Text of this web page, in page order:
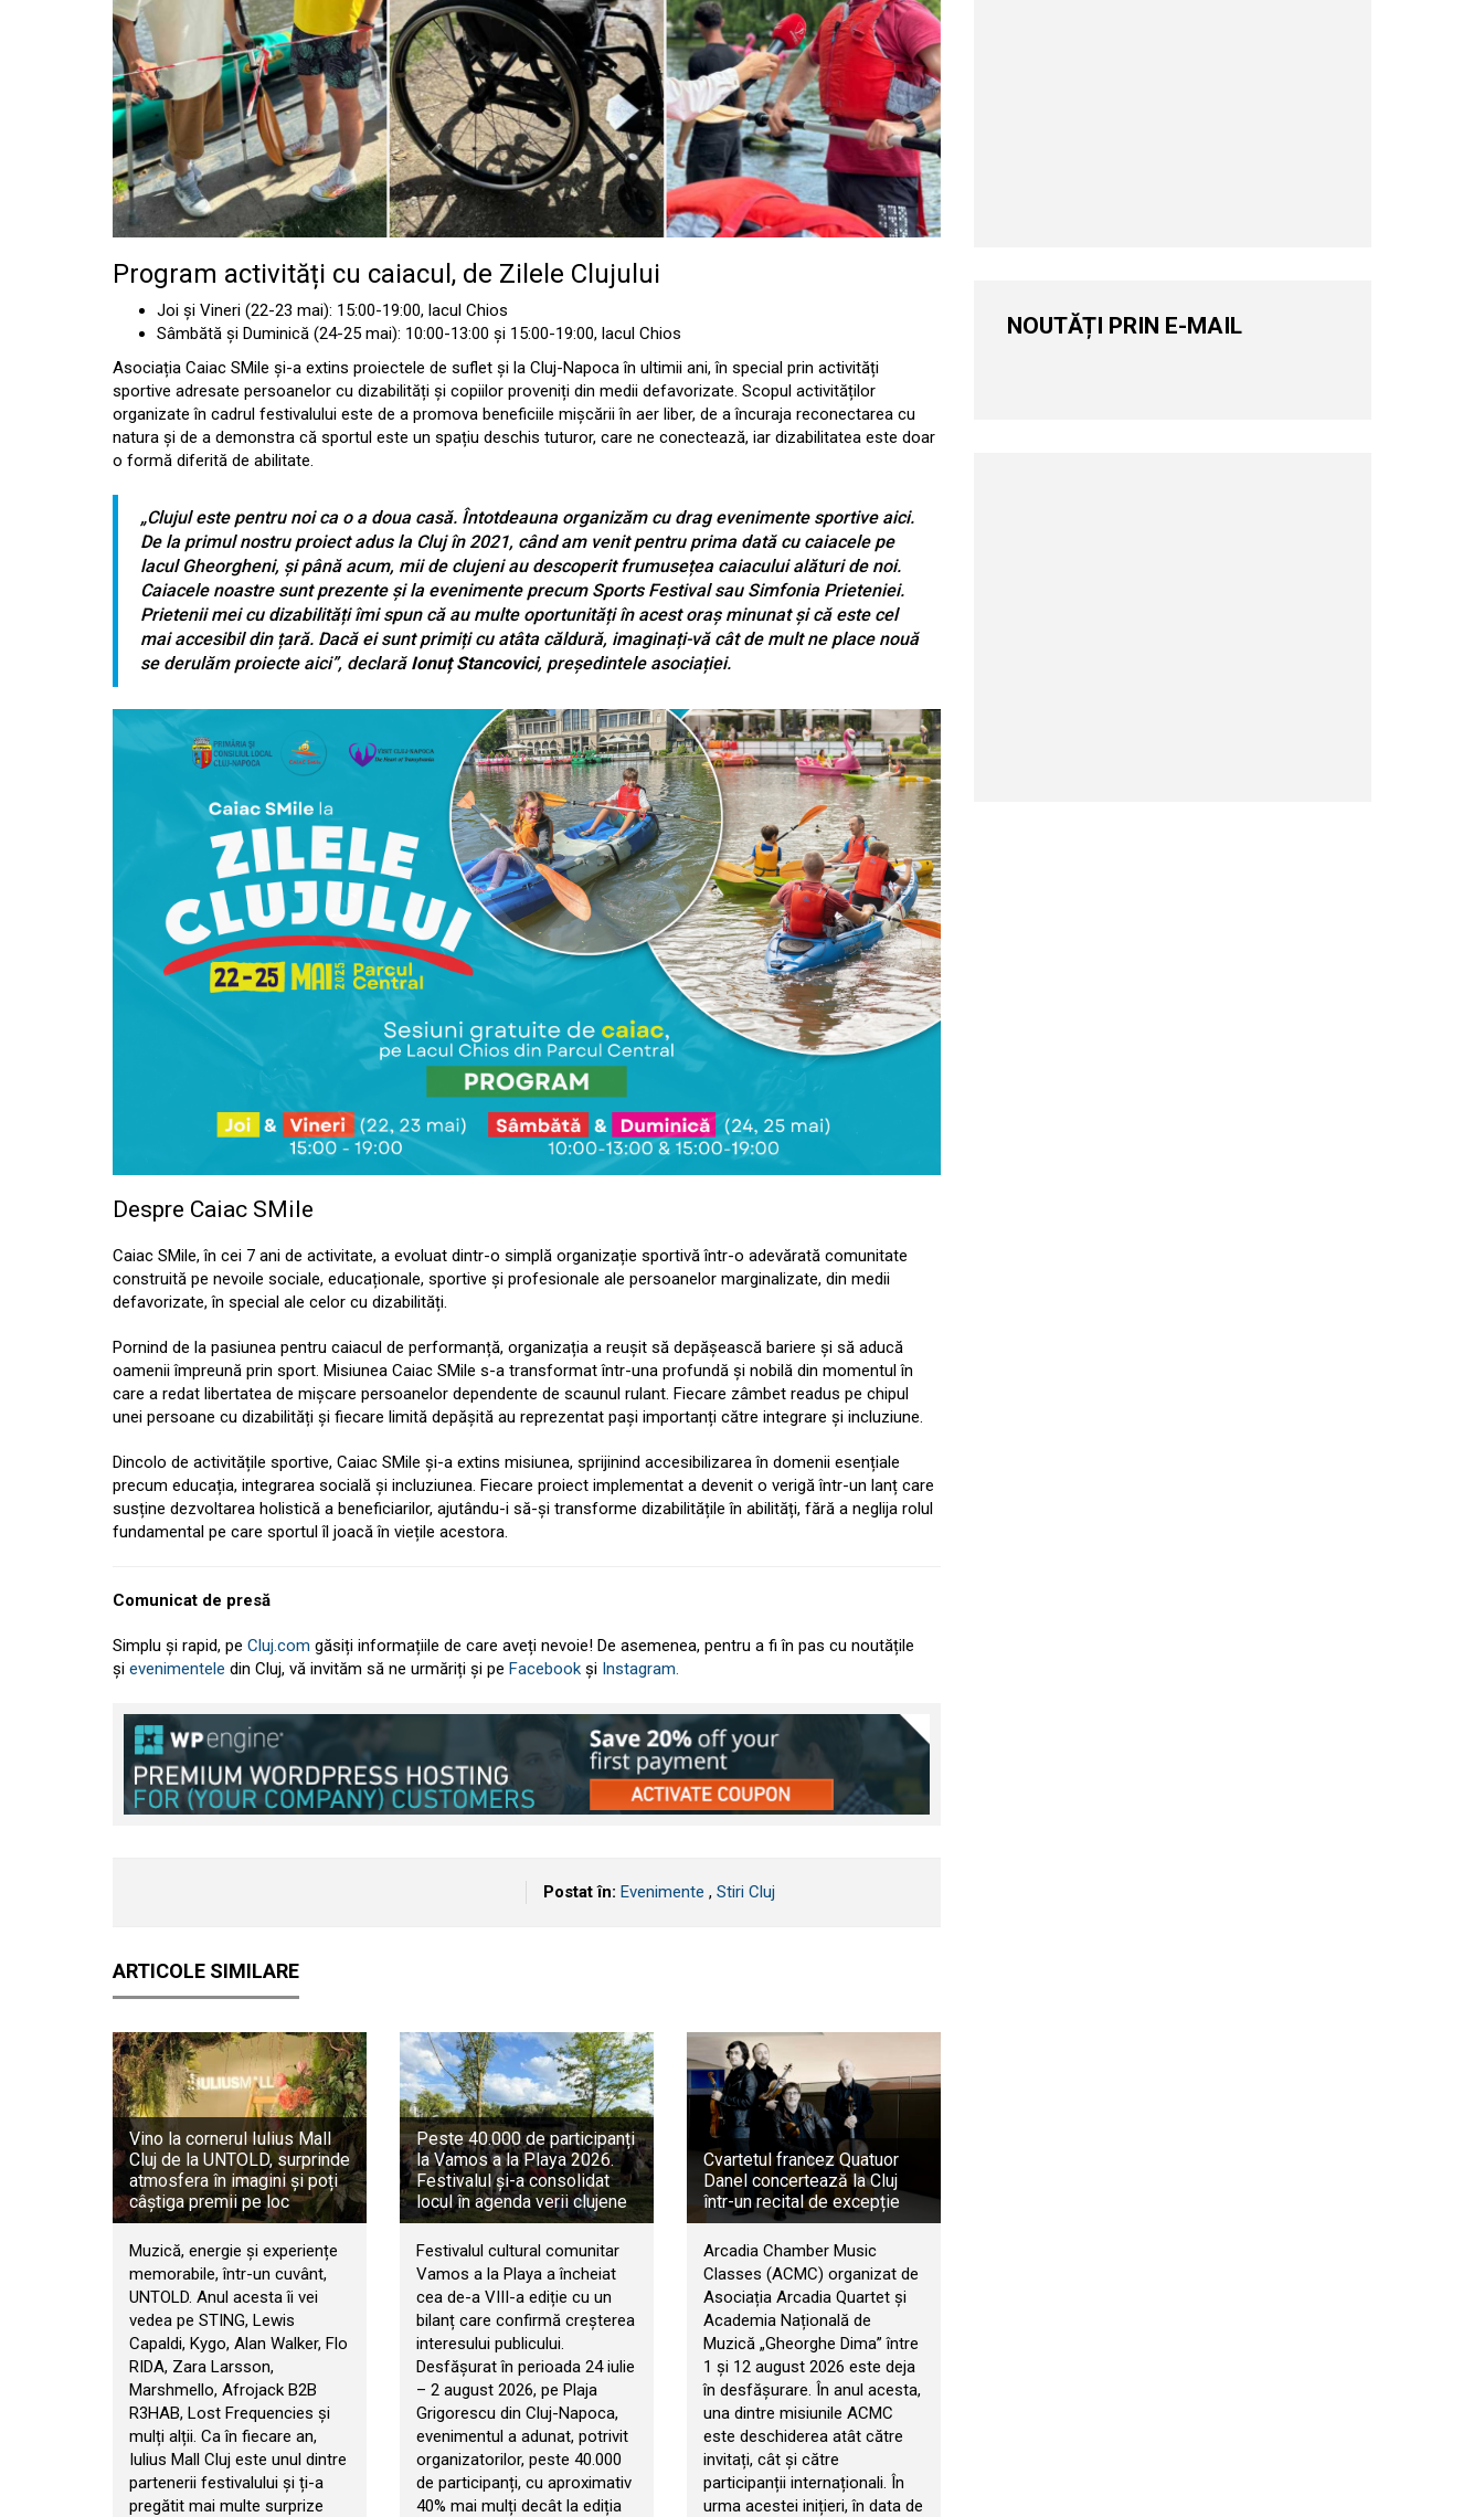
Program activități cu caiacul, de Zilele Clujului
Joi și Vineri (22-23 mai): 15:00-19:00, lacul Chios
Sâmbătă și Duminică (24-25 mai): 10:00-13:00 și 15:00-19:00, lacul Chios
Asociația Caiac SMile și-a extins proiectele de suflet și la Cluj-Napoca în ultimii ani, în special prin activități
sportive adresate persoanelor cu dizabilități și copiilor proveniți din medii defavorizate. Scopul activităților
organizate în cadrul festivalului este de a promova beneficiile mișcării în aer liber, de a încuraja reconectarea cu
natura și de a demonstra că sportul este un spațiu deschis tuturor, care ne conectează, iar dizabilitatea este doar
o formă diferită de abilitate.
„Clujul este pentru noi ca o a doua casă. Întotdeauna organizăm cu drag evenimente sportive aici.
De la primul nostru proiect adus la Cluj în 2021, când am venit pentru prima dată cu caiacele pe
lacul Gheorgheni, și până acum, mii de clujeni au descoperit frumusețea caiacului alături de noi.
Caiacele noastre sunt prezente și la evenimente precum Sports Festival sau Simfonia Prieteniei.
Prietenii mei cu dizabilități îmi spun că au multe oportunități în acest oraș minunat și că este cel
mai accesibil din țară. Dacă ei sunt primiți cu atâta căldură, imaginați-vă cât de mult ne place nouă
se derulăm proiecte aici”, declară Ionuț Stancovici, președintele asociației.
Despre Caiac SMile
Caiac SMile, în cei 7 ani de activitate, a evoluat dintr-o simplă organizație sportivă într-o adevărată comunitate
construită pe nevoile sociale, educaționale, sportive și profesionale ale persoanelor marginalizate, din medii
defavorizate, în special ale celor cu dizabilități.
Pornind de la pasiunea pentru caiacul de performanță, organizația a reușit să depășească bariere și să aducă
oamenii împreună prin sport. Misiunea Caiac SMile s-a transformat într-una profundă și nobilă din momentul în
care a redat libertatea de mișcare persoanelor dependente de scaunul rulant. Fiecare zâmbet readus pe chipul
unei persoane cu dizabilități și fiecare limită depășită au reprezentat pași importanți către integrare și incluziune.
Dincolo de activitățile sportive, Caiac SMile și-a extins misiunea, sprijinind accesibilizarea în domenii esențiale
precum educația, integrarea socială și incluziunea. Fiecare proiect implementat a devenit o verigă într-un lanț care
susține dezvoltarea holistică a beneficiarilor, ajutându-i să-și transforme dizabilitățile în abilități, fără a neglija rolul
fundamental pe care sportul îl joacă în viețile acestora.
Comunicat de presă
Simplu și rapid, pe Cluj.com găsiți informațiile de care aveți nevoie! De asemenea, pentru a fi în pas cu noutățile
și evenimentele din Cluj, vă invităm să ne urmăriți și pe Facebook și Instagram.
Postat în: Evenimente , Stiri Cluj
ARTICOLE SIMILARE
Vino la cornerul Iulius Mall
Cluj de la UNTOLD, surprinde
atmosfera în imagini și poți
câștiga premii pe loc
Muzică, energie și experiențe
memorabile, într-un cuvânt,
UNTOLD. Anul acesta îi vei
vedea pe STING, Lewis
Capaldi, Kygo, Alan Walker, Flo
RIDA, Zara Larsson,
Marshmello, Afrojack B2B
R3HAB, Lost Frequencies și
mulți alții. Ca în fiecare an,
Iulius Mall Cluj este unul dintre
partenerii festivalului și ți-a
pregătit mai multe surprize
Peste 40.000 de participanți
la Vamos a la Playa 2026.
Festivalul și-a consolidat
locul în agenda verii clujene
Festivalul cultural comunitar
Vamos a la Playa a încheiat
cea de-a VIII-a ediție cu un
bilanț care confirmă creșterea
interesului publicului.
Desfășurat în perioada 24 iulie
– 2 august 2026, pe Plaja
Grigorescu din Cluj-Napoca,
evenimentul a adunat, potrivit
organizatorilor, peste 40.000
de participanți, cu aproximativ
40% mai mulți decât la ediția
Cvartetul francez Quatuor
Danel concertează la Cluj
într-un recital de excepție
Arcadia Chamber Music
Classes (ACMC) organizat de
Asociația Arcadia Quartet și
Academia Națională de
Muzică „Gheorghe Dima” între
1 și 12 august 2026 este deja
în desfășurare. În anul acesta,
una dintre misiunile ACMC
este deschiderea atât către
invitați, cât și către
participanții internaționali. În
urma acestei inițieri, în data de
NOUTĂȚI PRIN E-MAIL